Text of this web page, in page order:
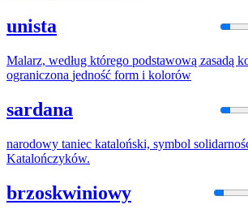
unista
Malarz, według którego podstawową zasadą
ograniczona jedność form i kolorów
sardana
narodowy taniec kataloński, symbol
Katalończyków.
brzoskwiniowy